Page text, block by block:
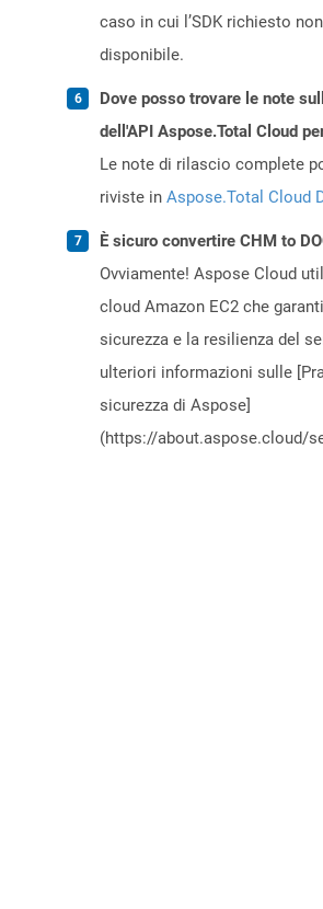
caso in cui l’SDK richiesto
disponibile.
Dove posso trovare le note
dell'API Aspose.Total Cloud
Le note di rilascio complete
riviste in Aspose.Total Cloud
È sicuro convertire CHM to
Ovviamente! Aspose Cloud
cloud Amazon EC2 che
sicurezza e la resilienza del
ulteriori informazioni sulle
sicurezza di Aspose]
(https://about.aspose.cloud/